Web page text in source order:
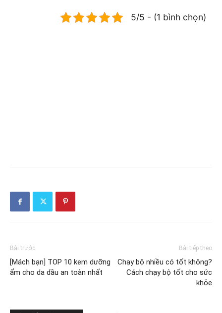
5/5 - (1 bình chọn)
Bài trước
[Mách bạn] TOP 10 kem dưỡng
ẩm cho da dầu an toàn nhất
Bài tiếp theo
Chạy bộ nhiều có tốt không?
Cách chạy bộ tốt cho sức
khỏe